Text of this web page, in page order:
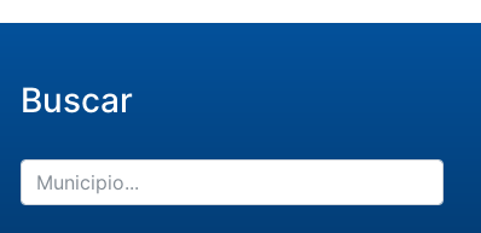
Buscar